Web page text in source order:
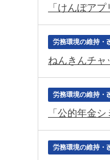
「けんぽア
労務環境の維持・
ねんきんチャ
労務環境の維持・
「公的年金
労務環境の維持・